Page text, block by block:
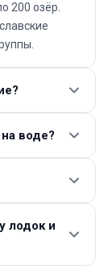
200 озёр.
метра).
воде?
с мая по
до 10 кг.
лодок и